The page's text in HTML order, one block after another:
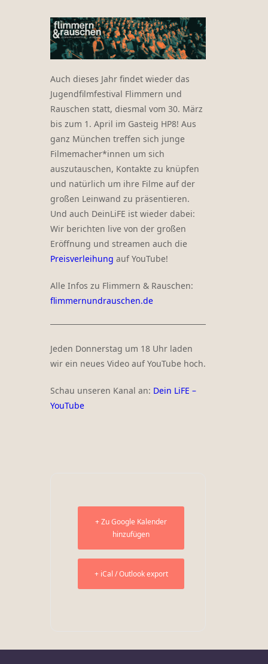
Auch dieses Jahr findet wieder das
Jugendfilmfestival Flimmern und
Rauschen statt, diesmal vom 30. März
bis zum 1. April im Gasteig HP8! Aus
ganz München treffen sich junge
Filmemacher*innen um sich
auszutauschen, Kontakte zu knüpfen
und natürlich um ihre Filme auf der
großen Leinwand zu präsentieren.
Und auch DeinLiFE ist wieder dabei:
Wir berichten live von der großen
Eröffnung und streamen auch die
Preisverleihung auf YouTube!
Alle Infos zu Flimmern & Rauschen:
flimmernundrauschen.de
Jeden Donnerstag um 18 Uhr laden
wir ein neues Video auf YouTube hoch.
Schau unseren Kanal an: Dein LiFE –
YouTube
+ Zu Google Kalender
hinzufügen
+ iCal / Outlook export